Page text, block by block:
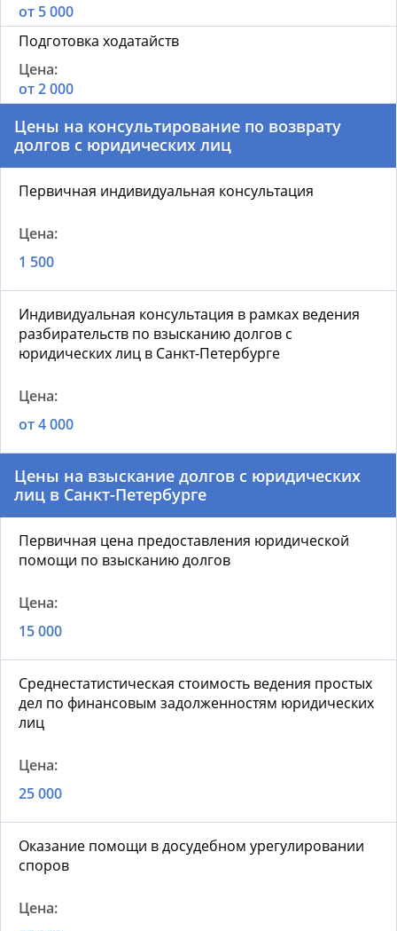
от 5 000
Подготовка ходатайств
от 2 000
Цены на консультирование по возврату
долгов с юридических лиц
Первичная индивидуальная консультация
1 500
Индивидуальная консультация в рамках ведения
разбирательств по взысканию долгов с
юридических лиц в Санкт-Петербурге
от 4 000
Цены на взыскание долгов с юридических
лиц в Санкт-Петербурге
Первичная цена предоставления юридической
помощи по взысканию долгов
15 000
Среднестатистическая стоимость ведения простых
дел по финансовым задолженностям юридических
лиц
25 000
Оказание помощи в досудебном урегулировании
споров